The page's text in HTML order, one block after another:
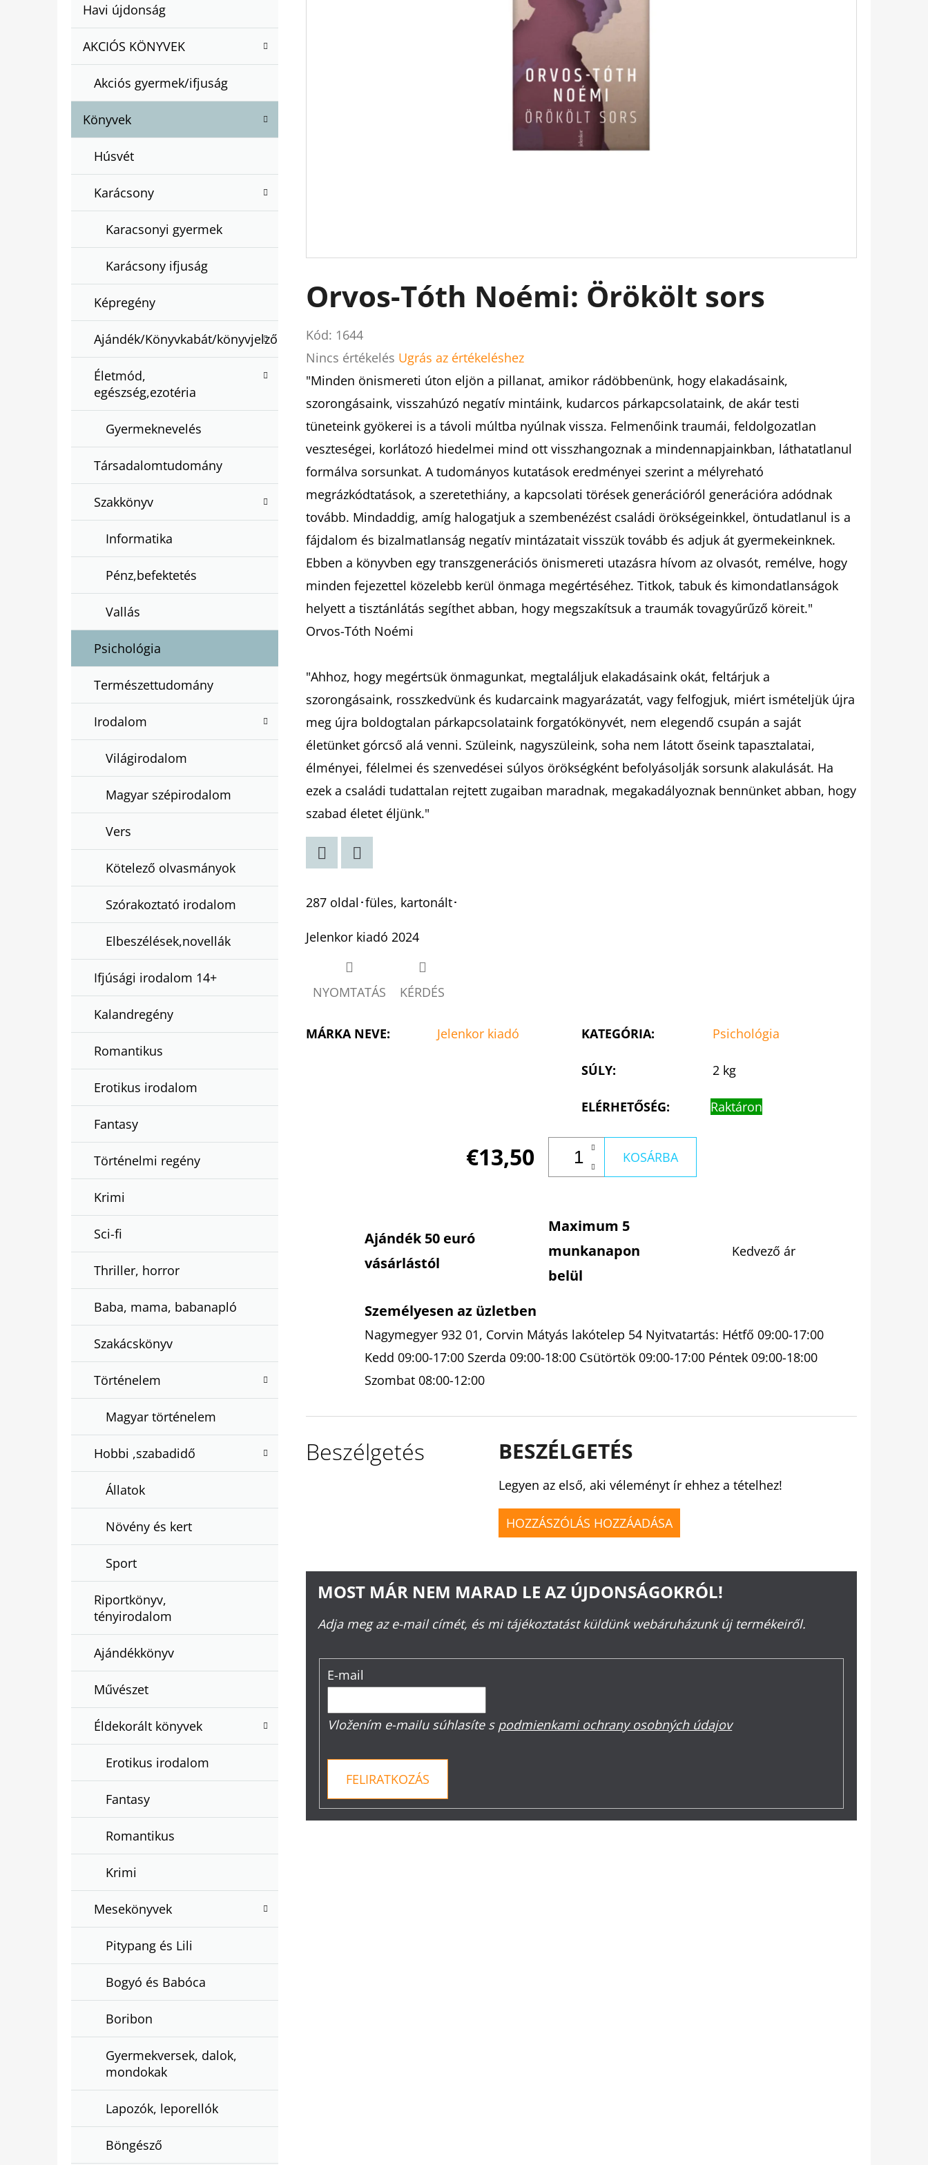
Nátugrása
T
G
R
Á
Havi újdonság
AKCIÓS KÖNYVEK
Akciós gyermek/ifjuság
Könyvek
Húsvét
Karácsony
Karacsonyi gyermek
Karácsony ifjuság
Képregény
Ajándék/Könyvkabát/könyvjelző
Életmód,
egészség,ezotéria
Gyermeknevelés
Társadalomtudomány
Szakkönyv
Informatika
Pénz,befektetés
Vallás
Psichológia
Természettudomány
Irodalom
Világirodalom
Magyar szépirodalom
Vers
Kötelező olvasmányok
Szórakoztató irodalom
Elbeszélések,novellák
Ifjúsági irodalom 14+
Kalandregény
Romantikus
Erotikus irodalom
Fantasy
Történelmi regény
Krimi
Sci-fi
Thriller, horror
Baba, mama, babanapló
Szakácskönyv
Történelem
Magyar történelem
Hobbi ,szabadidő
Állatok
Növény és kert
Sport
Riportkönyv,
tényirodalom
Ajándékkönyv
Művészet
Éldekorált könyvek
Erotikus irodalom
Fantasy
Romantikus
Krimi
Mesekönyvek
Pitypang és Lili
Bogyó és Babóca
Boribon
Gyermekversek, dalok,
mondokak
Lapozók, leporellók
Böngésző
Orvos-Tóth Noémi: Örökölt sors
Kód: 1644
A
termék
átlagos
értékelése
5-
ből
0,0
csillag.
Nincs értékelés Ugrás az értékeléshez
"Minden önismereti úton eljön a pillanat, amikor rádöbbenünk, hogy elakadásaink,
szorongásaink, visszahúzó negatív mintáink, kudarcos párkapcsolataink, de akár testi
tüneteink gyökerei is a távoli múltba nyúlnak vissza. Felmenőink traumái, feldolgozatlan
veszteségei, korlátozó hiedelmei mind ott visszhangoznak a mindennapjainkban, láthatatlanul
formálva sorsunkat. A tudományos kutatások eredményei szerint a mélyreható
megrázkódtatások, a szeretethiány, a kapcsolati törések generációról generációra adódnak
tovább. Mindaddig, amíg halogatjuk a szembenézést családi örökségeinkkel, öntudatlanul is a
fájdalom és bizalmatlanság negatív mintázatait visszük tovább és adjuk át gyermekeinknek.
Ebben a könyvben egy transzgenerációs önismereti utazásra hívom az olvasót, remélve, hogy
minden fejezettel közelebb kerül önmaga megértéséhez. Titkok, tabuk és kimondatlanságok
helyett a tisztánlátás segíthet abban, hogy megszakítsuk a traumák tovagyűrűző köreit."
Orvos-Tóth Noémi
"Ahhoz, hogy megértsük önmagunkat, megtaláljuk elakadásaink okát, feltárjuk a
szorongásaink, rosszkedvünk és kudarcaink magyarázatát, vagy felfogjuk, miért ismételjük újra
meg újra boldogtalan párkapcsolataink forgatókönyvét, nem elegendő csupán a saját
életünket górcső alá venni. Szüleink, nagyszüleink, soha nem látott őseink tapasztalatai,
élményei, félelmei és szenvedései súlyos örökségként befolyásolják sorsunk alakulását. Ha
ezek a családi tudattalan rejtett zugaiban maradnak, megakadályoznak bennünket abban, hogy
szabad életet éljünk."
287 oldal･füles, kartonált･
Jelenkor kiadó 2024
NYOMTATÁS KÉRDÉS
MÁRKA NEVE: Jelenkor kiadó KATEGÓRIA: Psichológia
SÚLY: 2 kg
ELÉRHETŐSÉG: Raktáron
€13,50 KOSÁRBA
Ajándék 50 euró
vásárlástól
Maximum 5
munkanapon
belül
Kedvező ár
Személyesen az üzletben
Nagymegyer 932 01, Corvin Mátyás lakótelep 54 Nyitvatartás: Hétfő 09:00-17:00
Kedd 09:00-17:00 Szerda 09:00-18:00 Csütörtök 09:00-17:00 Péntek 09:00-18:00
Szombat 08:00-12:00
Beszélgetés BESZÉLGETÉS
Legyen az első, aki véleményt ír ehhez a tételhez!
HOZZÁSZÓLÁS HOZZÁADÁSA
MOST MÁR NEM MARAD LE AZ ÚJDONSÁGOKRÓL!
Adja meg az e-mail címét, és mi tájékoztatást küldünk webáruházunk új termékeiről.
E-mail
Vložením e-mailu súhlasíte s podmienkami ochrany osobných údajov
FELIRATKOZÁS
BARTOS ERIKA : BOGYÓ ÉS BABÓCA
€12,50
EMILY IN PARIS - EMILY PÁRIZSBAN 2. -
KARTONÁLT CATHERINE KALENGULA
€10,90